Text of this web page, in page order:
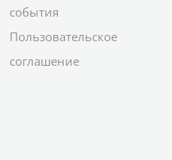
события
Пользовательское
соглашение